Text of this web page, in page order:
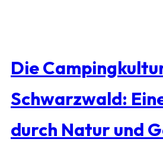
Die
Schwarzwald:
durch Natur und